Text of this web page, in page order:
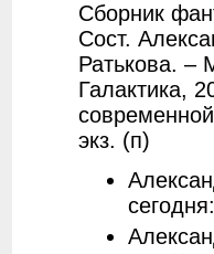
Сборник
Сост.
Ратькова. –
Галактика,
экз. (п)